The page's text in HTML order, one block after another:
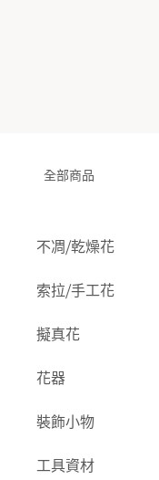
全部商品
不凋⧸乾燥花
多色組合
- 其他
玫瑰
索拉⧸手工花
索拉花(有花莖)
- 莉朵獨家水染
- 大地農園
擬真花
盆栽⧸成品
綜合花束
花器
小型花器
中大型花器
裝飾小物
裝飾⧸擺飾
工具資材